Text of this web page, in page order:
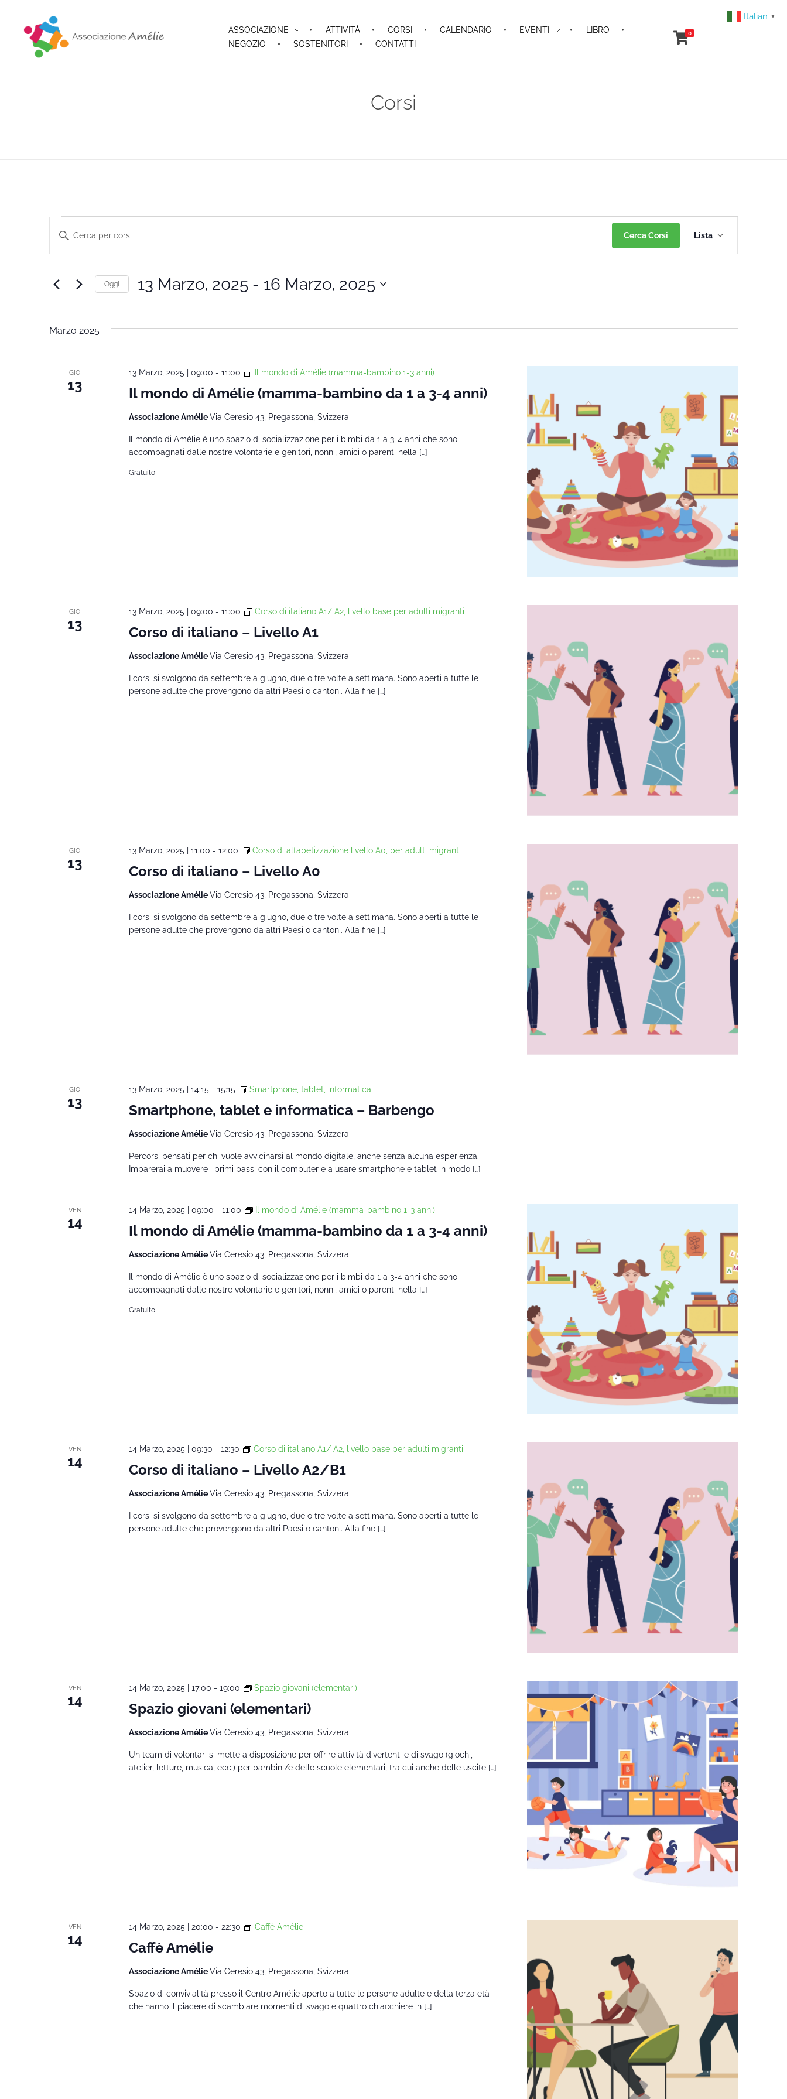
ASSOCIAZIONE ATTIVITÀ CORSI CALENDARIO EVENTI
LIBRO
NEGOZIO
SOSTENITORI CONTATTI
0
Corsi
Corsi
viste
Navigazione
Inserisci
Cerca
Corsi
Chiave.
Cerca Corsi
Corso
Viste
Lista
Oggi 13 Marzo, 2025 - 16 Marzo, 2025
Marzo 2025
GIO
13 Il mondo di Amélie (mamma-bambino da 1 a 3-4 anni)
13 Marzo, 2025 | 09:00 - 11:00 Il mondo di Amélie (mamma-bambino 1-3 anni)
Associazione AmélieVia Ceresio 43, Pregassona, Svizzera
Il mondo di Amélie è uno spazio di socializzazione per i bimbi da 1 a 3-4 anni che sono
accompagnati dalle nostre volontarie e genitori, nonni, amici o parenti nella […]
Gratuito
GIO
13 Corso di italiano – Livello A1
13 Marzo, 2025 | 09:00 - 11:00 Corso di italiano A1/ A2, livello base per adulti migranti
Associazione AmélieVia Ceresio 43, Pregassona, Svizzera
I corsi si svolgono da settembre a giugno, due o tre volte a settimana. Sono aperti a tutte le
persone adulte che provengono da altri Paesi o cantoni. Alla fine […]
GIO
13 Corso di italiano – Livello A0
13 Marzo, 2025 | 11:00 - 12:00 Corso di alfabetizzazione livello A0, per adulti migranti
Associazione AmélieVia Ceresio 43, Pregassona, Svizzera
I corsi si svolgono da settembre a giugno, due o tre volte a settimana. Sono aperti a tutte le
persone adulte che provengono da altri Paesi o cantoni. Alla fine […]
GIO
13 Smartphone, tablet e informatica – Barbengo
13 Marzo, 2025 | 14:15 - 15:15 Smartphone, tablet, informatica
Associazione AmélieVia Ceresio 43, Pregassona, Svizzera
Percorsi pensati per chi vuole avvicinarsi al mondo digitale, anche senza alcuna esperienza.
Imparerai a muovere i primi passi con il computer e a usare smartphone e tablet in modo […]
VEN
14 Il mondo di Amélie (mamma-bambino da 1 a 3-4 anni)
14 Marzo, 2025 | 09:00 - 11:00 Il mondo di Amélie (mamma-bambino 1-3 anni)
Associazione AmélieVia Ceresio 43, Pregassona, Svizzera
Il mondo di Amélie è uno spazio di socializzazione per i bimbi da 1 a 3-4 anni che sono
accompagnati dalle nostre volontarie e genitori, nonni, amici o parenti nella […]
Gratuito
VEN
14 Corso di italiano – Livello A2/B1
14 Marzo, 2025 | 09:30 - 12:30 Corso di italiano A1/ A2, livello base per adulti migranti
Associazione AmélieVia Ceresio 43, Pregassona, Svizzera
I corsi si svolgono da settembre a giugno, due o tre volte a settimana. Sono aperti a tutte le
persone adulte che provengono da altri Paesi o cantoni. Alla fine […]
VEN
14 Spazio giovani (elementari)
14 Marzo, 2025 | 17:00 - 19:00 Spazio giovani (elementari)
Associazione AmélieVia Ceresio 43, Pregassona, Svizzera
Un team di volontari si mette a disposizione per offrire attività divertenti e di svago (giochi,
atelier, letture, musica, ecc.) per bambini/e delle scuole elementari, tra cui anche delle uscite […]
VEN
14 Caffè Amélie
14 Marzo, 2025 | 20:00 - 22:30 Caffè Amélie
Associazione AmélieVia Ceresio 43, Pregassona, Svizzera
Spazio di convivialità presso il Centro Amélie aperto a tutte le persone adulte e della terza età
che hanno il piacere di scambiare momenti di svago e quattro chiacchiere in […]
Italian ▼